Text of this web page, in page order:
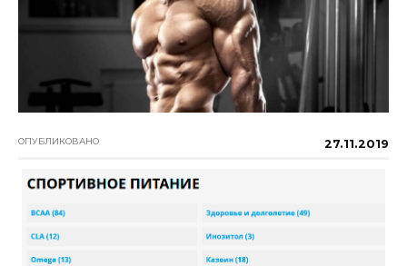
ОПУБЛИКОВАНО 27.11.2019